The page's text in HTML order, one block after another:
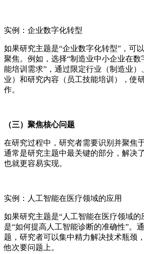
实例：企业数字化转型
如果研究主题是“企业数字化转型”，可
聚焦。例如，选择“制造业中小企业在
能培训需求”，通过限定行业（制造业）
业）和研究内容（员工技能培训），使
作。
（三）聚焦核心问题
在研究过程中，研究者需要识别并聚焦
通常是研究主题中最关键的部分，解决
也就更容易实现。
实例：人工智能在医疗领域的应用
如果研究主题是“人工智能在医疗领域的
是“如何提高人工智能诊断的准确性”。
题，研究者可以集中精力解决技术瓶颈
他次要问题上。